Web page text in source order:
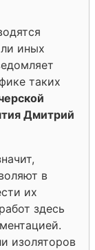
иных
таких
Дмитрий
в
их
здесь
изоляторов